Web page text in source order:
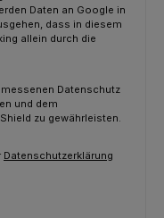
Daten an Google in
dass in diesem
allein durch die
Datenschutz
und dem
zu gewährleisten.
Datenschutzerklärung